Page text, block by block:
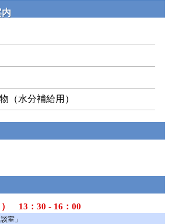
内
（水分補給用）
） 13：30 - 16：00
室」